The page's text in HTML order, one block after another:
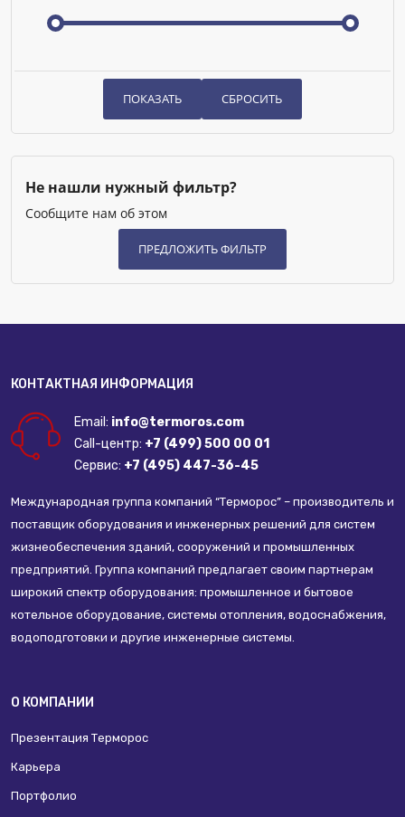
Не нашли нужный фильтр?
Сообщите нам об этом
КОНТАКТНАЯ ИНФОРМАЦИЯ
Email: info@termoros.com
Call-центр: +7 (499) 500 00 01
Сервис: +7 (495) 447-36-45
Международная группа компаний “Терморос” – производитель и
поставщик оборудования и инженерных решений для систем
жизнеобеспечения зданий, сооружений и промышленных
предприятий. Группа компаний предлагает своим партнерам
широкий спектр оборудования: промышленное и бытовое
котельное оборудование, системы отопления, водоснабжения,
водоподготовки и другие инженерные системы.
О КОМПАНИИ
Презентация Терморос
Карьера
Портфолио